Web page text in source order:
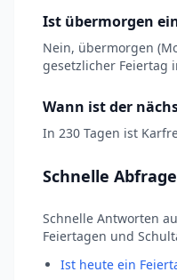
Ist übermorgen
Nein, übermorgen
gesetzlicher Feiertag
Wann ist der
In 230 Tagen ist
Schnelle
Schnelle Antworten
Feiertagen und
Ist heute ein